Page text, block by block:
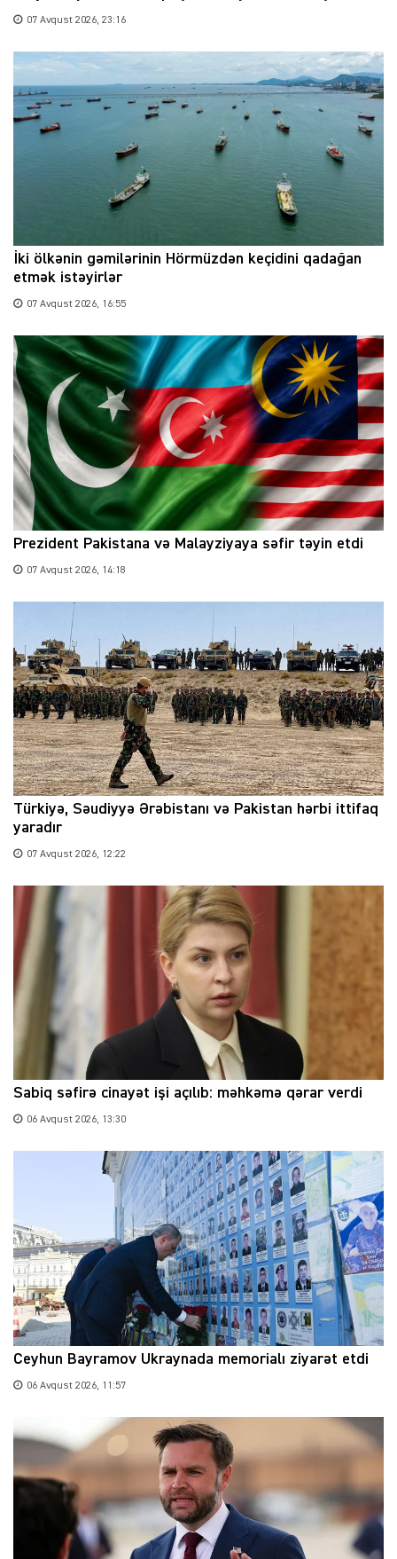
07 Avqust 2026, 23:16
İki ölkənin gəmilərinin Hörmüzdən keçidini qadağan
etmək istəyirlər
07 Avqust 2026, 16:55
Prezident Pakistana və Malayziyaya səfir təyin etdi
07 Avqust 2026, 14:18
Türkiyə, Səudiyyə Ərəbistanı və Pakistan hərbi ittifaq
yaradır
07 Avqust 2026, 12:22
Sabiq səfirə cinayət işi açılıb: məhkəmə qərar verdi
06 Avqust 2026, 13:30
Ceyhun Bayramov Ukraynada memorialı ziyarət etdi
06 Avqust 2026, 11:57